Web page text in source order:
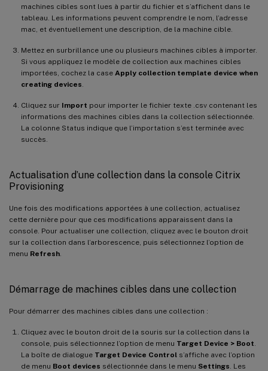
machines cibles sont lues à partir du fichier et s’affichent dans le
tableau. Les informations peuvent comprendre le nom, l’adresse
mac, et éventuellement une description, de la machine cible.
Mettez en surbrillance une ou plusieurs machines cibles à importer.
Si vous appliquez le modèle de collection aux machines cibles
importées, cochez la case Apply collection template device when
creating devices
Cliquez sur Import pour importer le fichier texte .csv contenant les
informations des machines cibles dans la collection sélectionnée.
La colonne Status indique que l’importation s’est terminée avec
succès.
Actualisation d’une collection dans la console Citrix
Provisioning
Une fois des modifications apportées à une collection, actualisez
cette dernière pour que ces modifications apparaissent dans la
console. Pour actualiser une collection, cliquez avec le bouton droit
sur la collection dans l’arborescence, puis sélectionnez l’option de
menu Refresh
Démarrage de machines cibles dans une collection
Pour démarrer des machines cibles dans une collection :
Cliquez avec le bouton droit de la souris sur la collection dans la
console, puis sélectionnez l’option de menu Target Device > Boot
La boîte de dialogue Target Device Control s’affiche avec l’option
de menu Boot devices sélectionnée dans le menu Settings . Les